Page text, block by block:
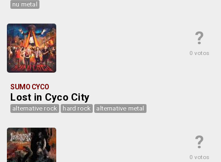
nu metal
?
0 votos
SUMO CYCO
Lost in Cyco City
alternative rock hard rock alternative metal
?
0 votos